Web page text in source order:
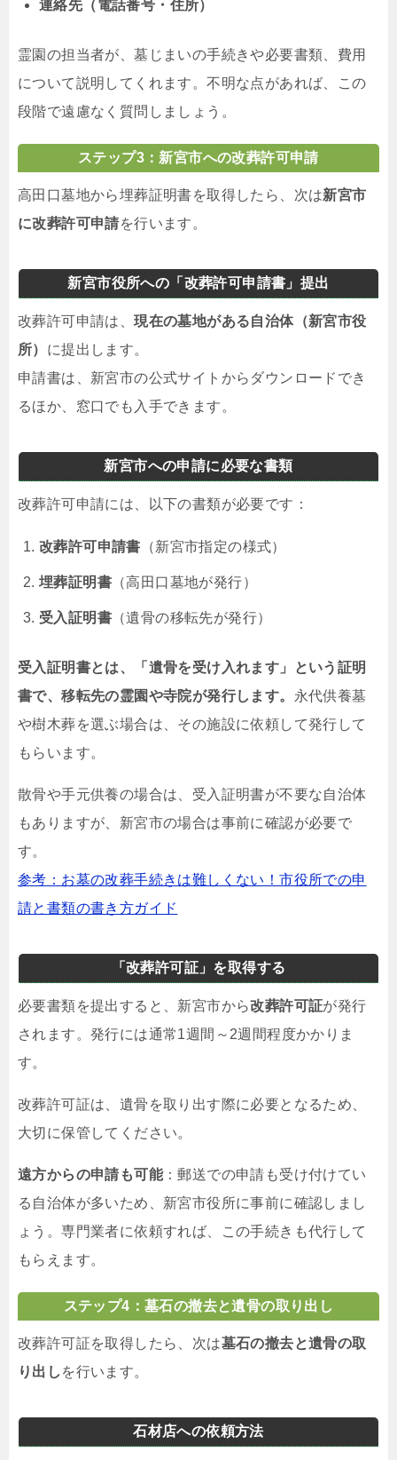
連絡先（電話番号・住所）
霊園の担当者が、墓じまいの手続きや必要書類、費用
について説明してくれます。不明な点があれば、この
段階で遠慮なく質問しましょう。
ステップ3：新宮市への改葬許可申請
高田口墓地から埋葬証明書を取得したら、次は新宮市
に改葬許可申請を行います。
新宮市役所への「改葬許可申請書」提出
改葬許可申請は、現在の墓地がある自治体（新宮市役
所） に提出します。
申請書は、新宮市の公式サイトからダウンロードでき
るほか、窓口でも入手できます。
新宮市への申請に必要な書類
改葬許可申請には、以下の書類が必要です：
改葬許可申請書 （新宮市指定の様式）
埋葬証明書 （高田口墓地が発行）
受入証明書 （遺骨の移転先が発行）
受入証明書とは、「遺骨を受け入れます」という証明
書で、移転先の霊園や寺院が発行します。 永代供養墓
や樹木葬を選ぶ場合は、その施設に依頼して発行して
もらいます。
散骨や手元供養の場合は、受入証明書が不要な自治体
もありますが、新宮市の場合は事前に確認が必要で
す。
参考：お墓の改葬手続きは難しくない！市役所での申
請と書類の書き方ガイド
「改葬許可証」を取得する
必要書類を提出すると、新宮市から改葬許可証が発行
されます。発行には通常1週間～2週間程度かかりま
す。
改葬許可証は、遺骨を取り出す際に必要となるため、
大切に保管してください。
遠方からの申請も可能：郵送での申請も受け付けてい
る自治体が多いため、新宮市役所に事前に確認しまし
ょう。専門業者に依頼すれば、この手続きも代行して
もらえます。
ステップ4：墓石の撤去と遺骨の取り出し
改葬許可証を取得したら、次は墓石の撤去と遺骨の取
り出し を行います。
石材店への依頼方法